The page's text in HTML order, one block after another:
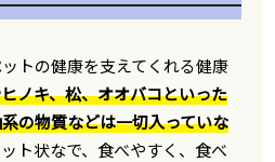
トの健康を支えてくれる健康
ノキ、松、オオバコといった
の物質などは一切入っていな
ト状なで、食べやすく、食べ